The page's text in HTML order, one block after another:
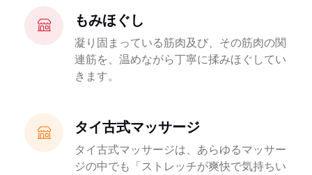
もみほぐし
凝り固まっている筋肉及び、その筋肉の関
連筋を、温めながら丁寧に揉みほぐしてい
きます。
タイ古式マッサージ
タイ古式マッサージは、あらゆるマッサー
ジの中でも「ストレッチが爽快で気持ちい